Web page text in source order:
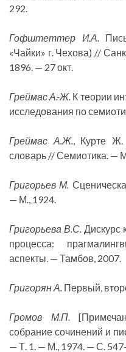
292.
Гофштеттер И.А.
«Чайки» г. Чехова) //
1896. — 27 окт.
Греймас А.-Ж. К теории
исследования по
Греймас А.Ж.
, Курте
словарь // Семиотика. —
Григорьев М.
— М., 1924.
Григорьева В.С. Дискурс
процесса:
аспекты. — Тамбов, 2007.
Григорян А. Первый,
Громов М.П.
собрание сочинений и
— Т. 1. — М., 1974. — С.